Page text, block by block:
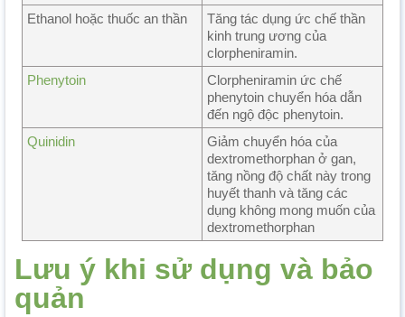
Ethanol hoặc thuốc an thần
Tăng tác dụng ức chế thần
kinh trung ương của
clorpheniramin.
Phenytoin
Clorpheniramin ức chế
phenytoin chuyển hóa dẫn
đến ngộ độc phenytoin.
Quinidin
Giảm chuyển hóa của
dextromethorphan ở gan,
tăng nồng độ chất này trong
huyết thanh và tăng các
dụng không mong muốn của
dextromethorphan
Lưu ý khi sử dụng và bảo
quản